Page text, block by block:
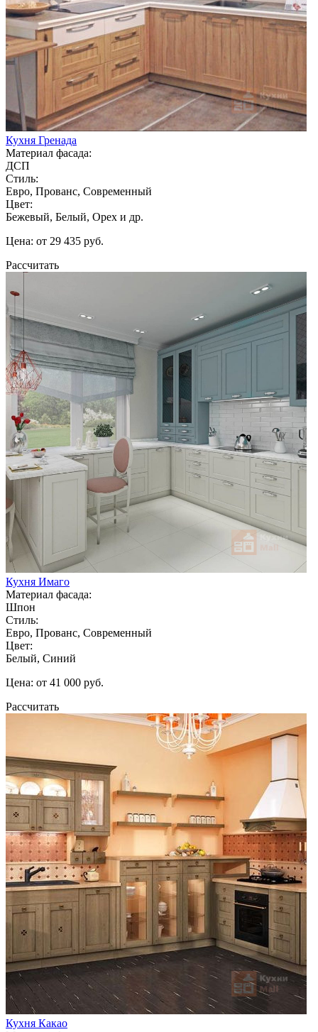
Кухня Гренада
Материал фасада:
ДСП
Стиль:
Евро, Прованс, Современный
Цвет:
Бежевый, Белый, Орех и др.
Цена: от 29 435 руб.
Рассчитать
Кухня Имаго
Материал фасада:
Шпон
Стиль:
Евро, Прованс, Современный
Цвет:
Белый, Синий
Цена: от 41 000 руб.
Рассчитать
Кухня Какао